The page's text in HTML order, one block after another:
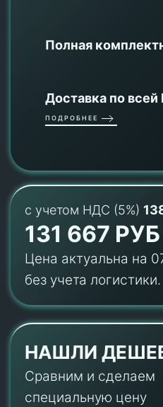
Полная
Доставка по всей
ПОДРОБНЕЕ
с учетом НДС (5%)
131 667 РУБ
Цена актуальна на
без учета логистики.
НАШЛИ
Сравним и сделаем
специальную цену